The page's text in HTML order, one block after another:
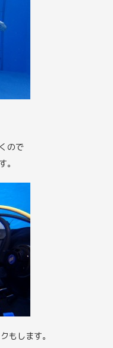
ので
。
もします。